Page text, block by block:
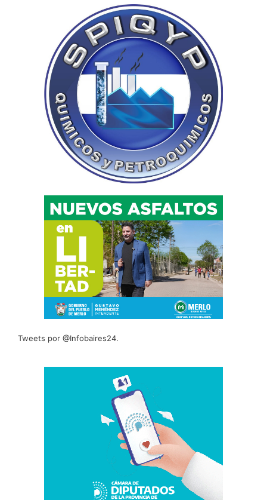
Tweets por @Infobaires24.